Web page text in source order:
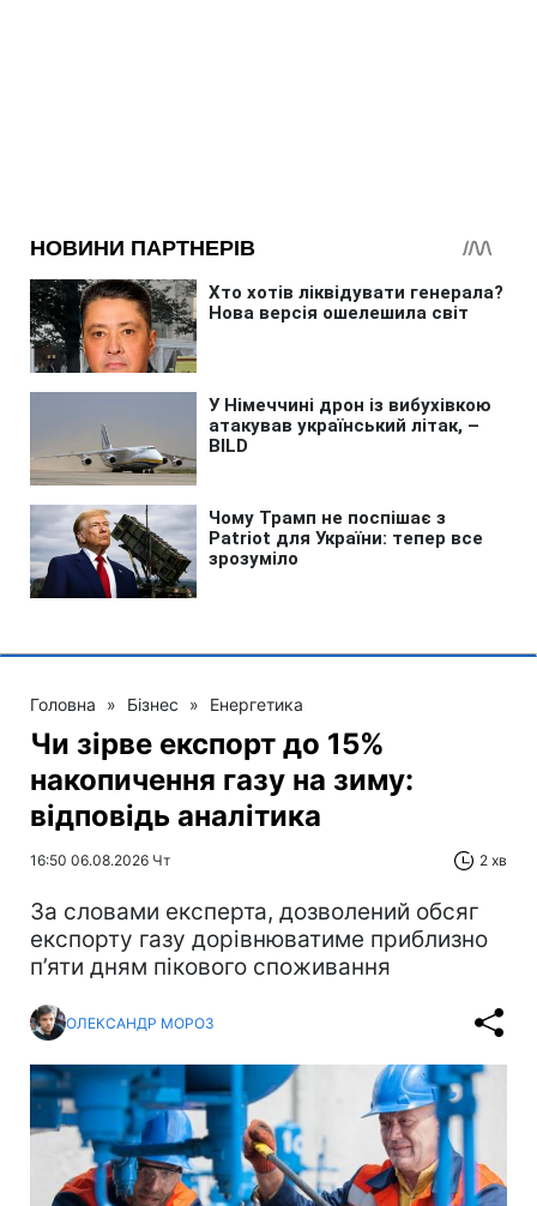
Головна » Бізнес » Енергетика
Чи зірве експорт до 15%
накопичення газу на зиму:
відповідь аналітика
16:50 06.08.2026 Чт 2 хв
За словами експерта, дозволений обсяг
експорту газу дорівнюватиме приблизно
п’яти дням пікового споживання
ОЛЕКСАНДР МОРОЗ